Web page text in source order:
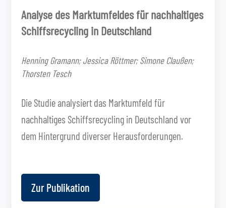
Analyse des Marktumfeldes für nachhaltiges
Schiffsrecycling in Deutschland
Henning Gramann; Jessica Röttmer; Simone Claußen;
Thorsten Tesch
Die Studie analysiert das Marktumfeld für
nachhaltiges Schiffsrecycling in Deutschland vor
dem Hintergrund diverser Herausforderungen.
Zur Publikation